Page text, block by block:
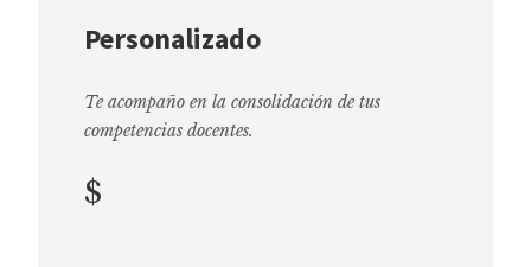
Personalizado
Te acompaño en la consolidación de tus
competencias docentes.
$